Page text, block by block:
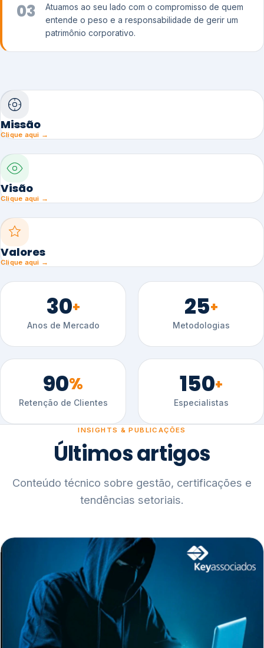
03
Atuamos ao seu lado com o compromisso de quem
entende o peso e a responsabilidade de gerir um
patrimônio corporativo.
Missão
Clique aqui →
Visão
Clique aqui →
Valores
Clique aqui →
30+
Anos de Mercado
25+
Metodologias
90%
Retenção de Clientes
150+
Especialistas
INSIGHTS & PUBLICAÇÕES
Últimos artigos
Conteúdo técnico sobre gestão, certificações e
tendências setoriais.